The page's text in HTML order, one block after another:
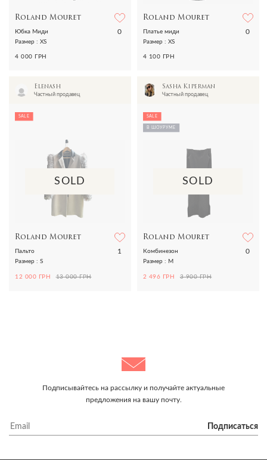
Roland Mouret
0
Юбка Миди
Размер : XS
4 000 ГРН
Roland Mouret
0
Платье миди
Размер : XS
4 100 ГРН
Elenash
Частный продавец
SALE
SOLD
Roland Mouret
1
Пальто
Размер : S
12 000 ГРН 13 000 ГРН
Sasha Kiperman
Частный продавец
SALE
В ШОУРУМЕ
SOLD
Roland Mouret
0
Комбинезон
Размер : M
2 496 ГРН 3 900 ГРН
Подписывайтесь на рассылку и получайте актуальные
предложения на вашу почту.
Подписаться